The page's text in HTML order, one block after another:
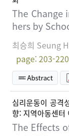
The Change
hers by
최승희 Seung
page: 203-220
Abstract
심리운동이 공격
향: 지역아동센터
The Effects